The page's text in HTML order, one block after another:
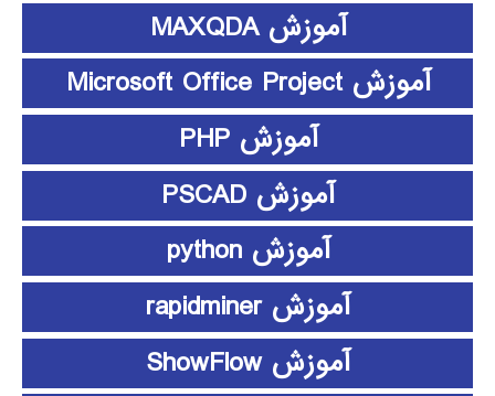
آموزش MAXQDA
آموزش Microsoft Office Project
آموزش PHP
آموزش PSCAD
آموزش python
آموزش rapidminer
آموزش ShowFlow